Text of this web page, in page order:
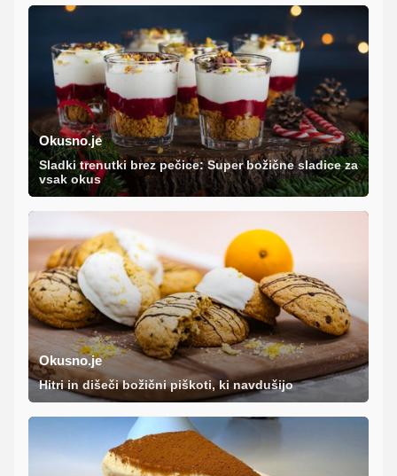
Okusno.je
Sladki trenutki brez pečice: Super božične sladice za
vsak okus
Okusno.je
Hitri in dišeči božični piškoti, ki navdušijo